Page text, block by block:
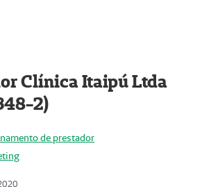
Clínica Itaipú Ltda
2)
de prestador